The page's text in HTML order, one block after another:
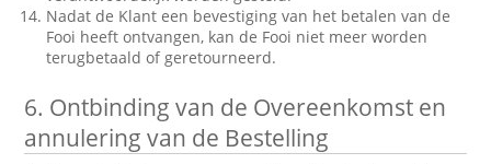
Nadat de Klant een bevestiging van het betalen van de
Fooi heeft ontvangen, kan de Fooi niet meer worden
terugbetaald of geretourneerd.
6. Ontbinding van de Overeenkomst en
annulering van de Bestelling